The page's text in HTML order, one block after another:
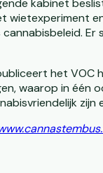
kabinet
wietexperiment
het VOC
waarop in één
zijn